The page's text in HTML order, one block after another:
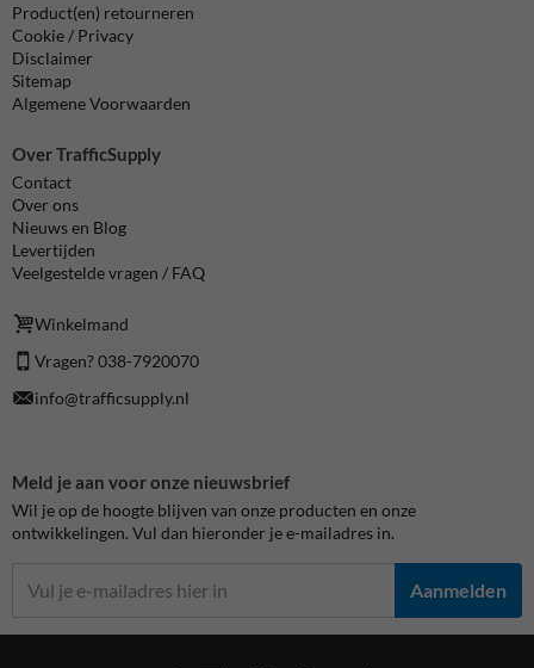
Product(en) retourneren
Cookie / Privacy
Disclaimer
Sitemap
Algemene Voorwaarden
Over TrafficSupply
Contact
Over ons
Nieuws en Blog
Levertijden
Veelgestelde vragen / FAQ
Winkelmand
Vragen? 038-7920070
info@trafficsupply.nl
Meld je aan voor onze nieuwsbrief
Wil je op de hoogte blijven van onze producten en onze
ontwikkelingen. Vul dan hieronder je e-mailadres in.
Aanmelden